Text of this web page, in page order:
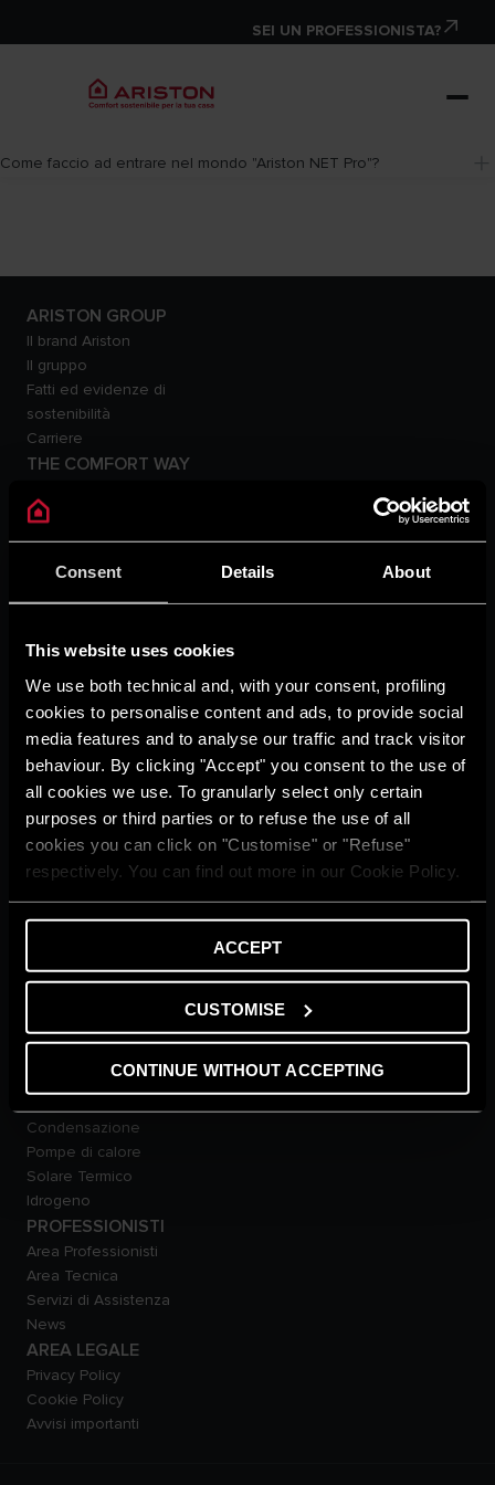
Consent Details About
This website uses cookies
We use both technical and, with your consent, profiling
cookies to personalise content and ads, to provide social
media features and to analyse our traffic and track visitor
behaviour. By clicking "Accept" you consent to the use of
all cookies we use. To granularly select only certain
purposes or third parties or to refuse the use of all
cookies you can click on "Customise" or "Refuse"
respectively. You can find out more in our Cookie Policy.
ACCEPT
CUSTOMISE
CONTINUE WITHOUT ACCEPTING
SEI UN PROFESSIONISTA?
Come faccio ad entrare nel mondo "Ariston NET Pro"?
ARISTON GROUP
Il brand Ariston
Il gruppo
Fatti ed evidenze di
sostenibilità
Carriere
THE COMFORT WAY
Consigli e Soluzioni
Home Living
Guida agli Incentivi
Ariston With You
SUPPORTO
Contattaci
Rete e programmi di
assistenza
Detrazioni fiscali e incentivi
Avvisi Importanti
FAQ
PRODOTTI
Caldaie
Scaldacqua
Solare Termico
Climatizzazione
TECNOLOGIE
Condensazione
Pompe di calore
Solare Termico
Idrogeno
PROFESSIONISTI
Area Professionisti
Area Tecnica
Servizi di Assistenza
News
AREA LEGALE
Privacy Policy
Cookie Policy
Avvisi importanti